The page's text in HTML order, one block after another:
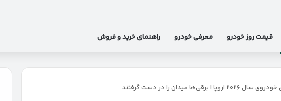
قیمت روز خودرو معرفی خودرو راهنمای خرید و فروش
| برقی‌ها میدان را در دست گرفتند